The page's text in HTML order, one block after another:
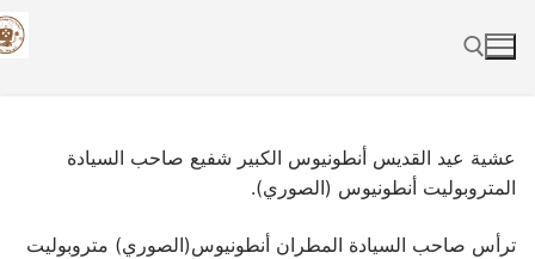
Skip
to
Search for:
عشية عيد القديس أنطونيوس الكبير شفيع صاحب السيادة
المتروبوليت أنطونيوس (الصوري).
ترأس صاحب السيادة المطران أنطونيوس(الصوري) متروبوليت